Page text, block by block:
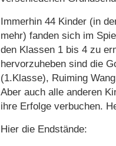
Immerhin 44 Kinder (in
mehr) fanden sich im
den Klassen 1 bis 4 zu
hervorzuheben sind die
(1.Klasse), Ruiming
Aber auch alle anderen
ihre Erfolge verbuchen.
Hier die Endstände: